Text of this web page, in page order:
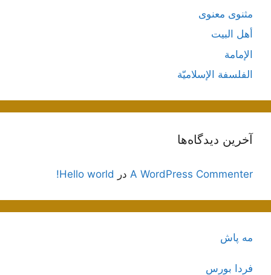
مثنوی معنوی
أهل البيت
الإمامة
الفلسفة الإسلاميّة
آخرین دیدگاه‌ها
A WordPress Commenter در Hello world!
مه پاش
فردا بورس